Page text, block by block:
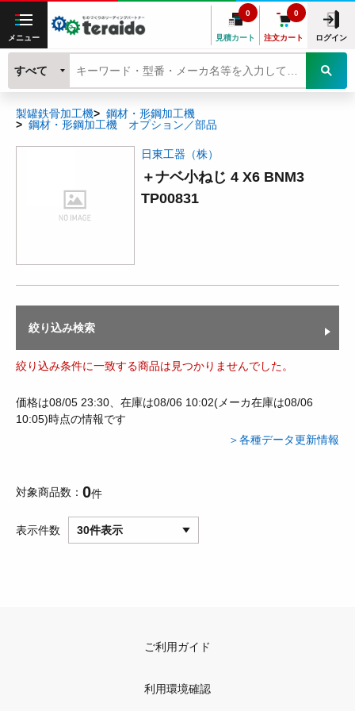
メニュー 見積カート
0
注文カート
0
ログイン
すべて
製罐鉄骨加工機
鋼材・形鋼加工機
鋼材・形鋼加工機 オプション／部品
日東工器（株）
＋ナベ小ねじ 4 X6 BNM3
TP00831
絞り込み検索
絞り込み条件に一致する商品は見つかりませんでした。
価格は08/05 23:30、在庫は08/06 10:02(メーカ在庫は08/06
10:05)時点の情報です
＞各種データ更新情報
対象商品数 0件
表示件数 30件表示
ご利用ガイド
利用環境確認